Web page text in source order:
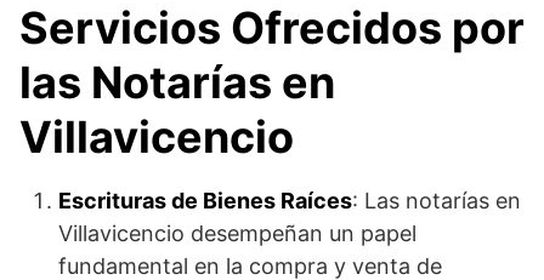
Servicios Ofrecidos por
las Notarías en
Villavicencio
Escrituras de Bienes Raíces: Las notarías en
Villavicencio desempeñan un papel
fundamental en la compra y venta de